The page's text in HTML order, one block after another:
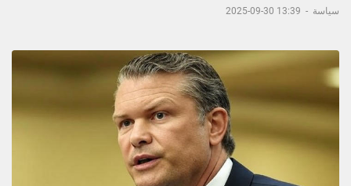
سياسة -
13:39 30-09-2025